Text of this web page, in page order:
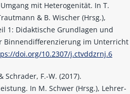
mit Heterogenität. In T.
& B. Wischer (Hrsg.),
1: Didaktische Grundlagen und
Binnendifferenzierung im Unterricht
doi.org/10.2307/j.ctvddzrnj.6
Schrader, F.-W. (2017).
In M. Schwer (Hrsg.), Lehrer-